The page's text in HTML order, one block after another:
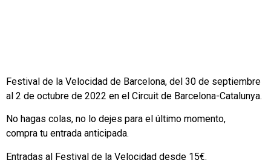
Festival de la Velocidad de Barcelona, del 30 de septiembre
al 2 de octubre de 2022 en el Circuit de Barcelona-Catalunya.
No hagas colas, no lo dejes para el último momento,
compra tu entrada anticipada.
Entradas al Festival de la Velocidad desde 15€.